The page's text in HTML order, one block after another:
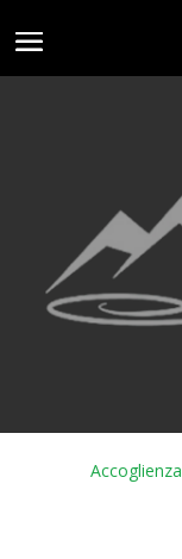
Accoglienza